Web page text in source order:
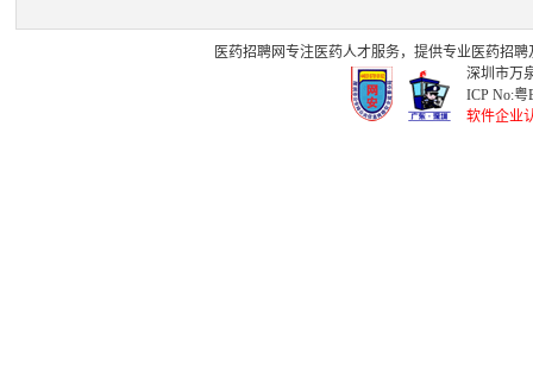
医药招聘网专注医药人才服务，提供专业医药招聘
深圳市万
ICP No:粤
软件企业